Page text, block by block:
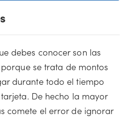
debes conocer son las
se trata de montos
durante todo el tiempo
De hecho la mayor
comete el error de ignorar